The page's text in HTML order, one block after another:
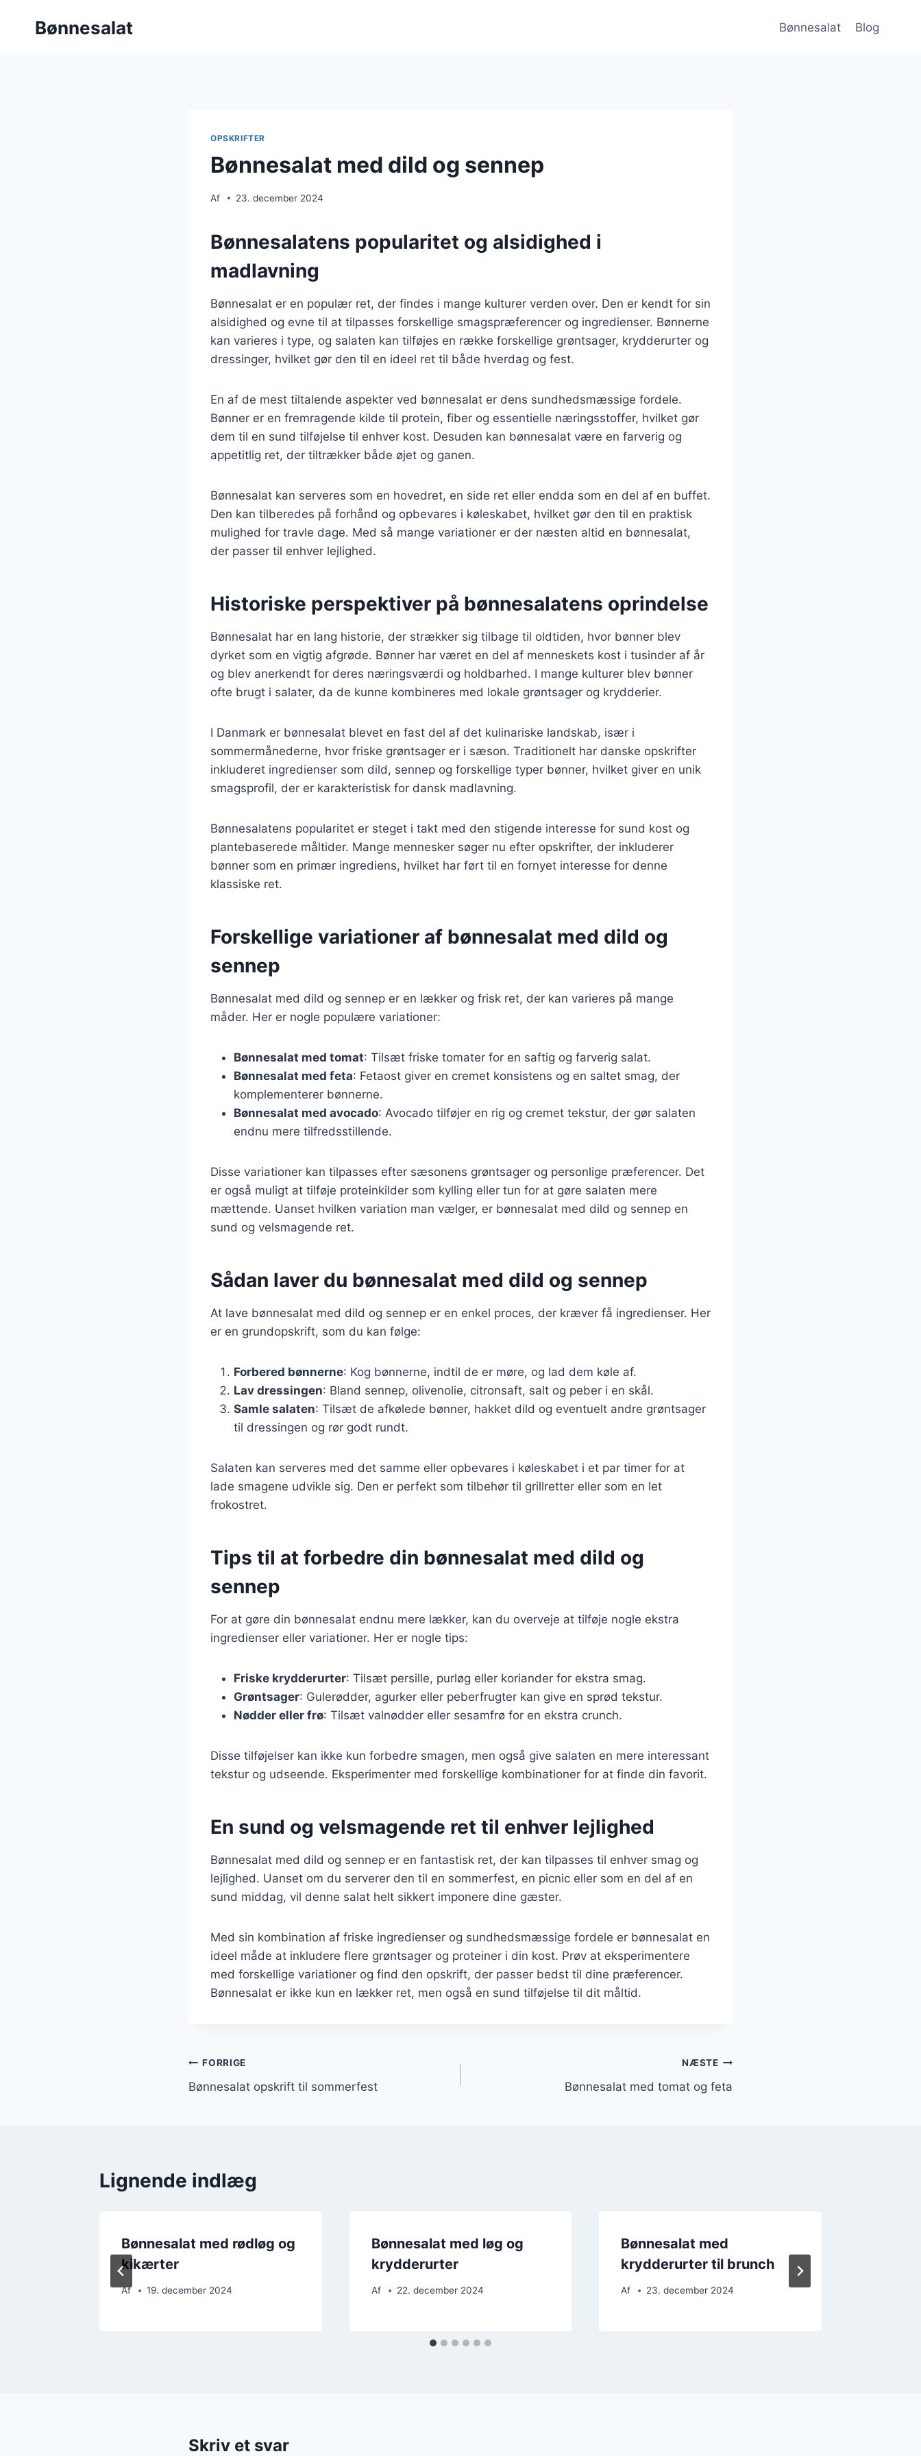
Bønnesalat Bønnesalat Blog
OPSKRIFTER
Bønnesalat med dild og sennep
Af 23. december 2024
Bønnesalatens popularitet og alsidighed i
madlavning
Bønnesalat er en populær ret, der findes i mange kulturer verden over. Den er kendt for sin
alsidighed og evne til at tilpasses forskellige smagspræferencer og ingredienser. Bønnerne
kan varieres i type, og salaten kan tilføjes en række forskellige grøntsager, krydderurter og
dressinger, hvilket gør den til en ideel ret til både hverdag og fest.
En af de mest tiltalende aspekter ved bønnesalat er dens sundhedsmæssige fordele.
Bønner er en fremragende kilde til protein, fiber og essentielle næringsstoffer, hvilket gør
dem til en sund tilføjelse til enhver kost. Desuden kan bønnesalat være en farverig og
appetitlig ret, der tiltrækker både øjet og ganen.
Bønnesalat kan serveres som en hovedret, en side ret eller endda som en del af en buffet.
Den kan tilberedes på forhånd og opbevares i køleskabet, hvilket gør den til en praktisk
mulighed for travle dage. Med så mange variationer er der næsten altid en bønnesalat,
der passer til enhver lejlighed.
Historiske perspektiver på bønnesalatens oprindelse
Bønnesalat har en lang historie, der strækker sig tilbage til oldtiden, hvor bønner blev
dyrket som en vigtig afgrøde. Bønner har været en del af menneskets kost i tusinder af år
og blev anerkendt for deres næringsværdi og holdbarhed. I mange kulturer blev bønner
ofte brugt i salater, da de kunne kombineres med lokale grøntsager og krydderier.
I Danmark er bønnesalat blevet en fast del af det kulinariske landskab, især i
sommermånederne, hvor friske grøntsager er i sæson. Traditionelt har danske opskrifter
inkluderet ingredienser som dild, sennep og forskellige typer bønner, hvilket giver en unik
smagsprofil, der er karakteristisk for dansk madlavning.
Bønnesalatens popularitet er steget i takt med den stigende interesse for sund kost og
plantebaserede måltider. Mange mennesker søger nu efter opskrifter, der inkluderer
bønner som en primær ingrediens, hvilket har ført til en fornyet interesse for denne
klassiske ret.
Forskellige variationer af bønnesalat med dild og
sennep
Bønnesalat med dild og sennep er en lækker og frisk ret, der kan varieres på mange
måder. Her er nogle populære variationer:
Bønnesalat med tomat: Tilsæt friske tomater for en saftig og farverig salat.
Bønnesalat med feta: Fetaost giver en cremet konsistens og en saltet smag, der
komplementerer bønnerne.
Bønnesalat med avocado: Avocado tilføjer en rig og cremet tekstur, der gør salaten
endnu mere tilfredsstillende.
Disse variationer kan tilpasses efter sæsonens grøntsager og personlige præferencer. Det
er også muligt at tilføje proteinkilder som kylling eller tun for at gøre salaten mere
mættende. Uanset hvilken variation man vælger, er bønnesalat med dild og sennep en
sund og velsmagende ret.
Sådan laver du bønnesalat med dild og sennep
At lave bønnesalat med dild og sennep er en enkel proces, der kræver få ingredienser. Her
er en grundopskrift, som du kan følge:
Forbered bønnerne: Kog bønnerne, indtil de er møre, og lad dem køle af.
Lav dressingen: Bland sennep, olivenolie, citronsaft, salt og peber i en skål.
Samle salaten: Tilsæt de afkølede bønner, hakket dild og eventuelt andre grøntsager
til dressingen og rør godt rundt.
Salaten kan serveres med det samme eller opbevares i køleskabet i et par timer for at
lade smagene udvikle sig. Den er perfekt som tilbehør til grillretter eller som en let
frokostret.
Tips til at forbedre din bønnesalat med dild og
sennep
For at gøre din bønnesalat endnu mere lækker, kan du overveje at tilføje nogle ekstra
ingredienser eller variationer. Her er nogle tips:
Friske krydderurter: Tilsæt persille, purløg eller koriander for ekstra smag.
Grøntsager: Gulerødder, agurker eller peberfrugter kan give en sprød tekstur.
Nødder eller frø: Tilsæt valnødder eller sesamfrø for en ekstra crunch.
Disse tilføjelser kan ikke kun forbedre smagen, men også give salaten en mere interessant
tekstur og udseende. Eksperimenter med forskellige kombinationer for at finde din favorit.
En sund og velsmagende ret til enhver lejlighed
Bønnesalat med dild og sennep er en fantastisk ret, der kan tilpasses til enhver smag og
lejlighed. Uanset om du serverer den til en sommerfest, en picnic eller som en del af en
sund middag, vil denne salat helt sikkert imponere dine gæster.
Med sin kombination af friske ingredienser og sundhedsmæssige fordele er bønnesalat en
ideel måde at inkludere flere grøntsager og proteiner i din kost. Prøv at eksperimentere
med forskellige variationer og find den opskrift, der passer bedst til dine præferencer.
Bønnesalat er ikke kun en lækker ret, men også en sund tilføjelse til dit måltid.
Indlægsnavigation
FORRIGE
Bønnesalat opskrift til sommerfest
NÆSTE
Bønnesalat med tomat og feta
Lignende indlæg
Bønnesalat med rødløg og
kikærter
Af 19. december 2024
Bønnesalat med løg og
krydderurter
Af 22. december 2024
Bønnesalat med
krydderurter til brunch
Af 23. december 2024
Skriv et svar